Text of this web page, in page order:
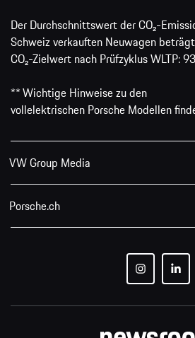
Der Durchschnittswert der CO₂-
Schweiz verkauften Neuwagen
CO₂-Zielwert nach Prüfzyklus WLTP:
** Wichtige Hinweise zu den
vollelektrischen Porsche Modellen
VW Group Media
Porsche.ch